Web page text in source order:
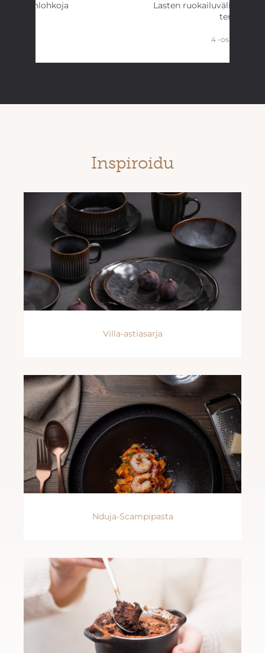
Omenanlohkoja
Lasten ruokailuvälineet
teräs
4 -osainen
Inspiroidu
Villa-astiasarja
Nduja-Scampipasta